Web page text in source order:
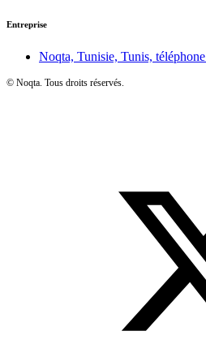
Entreprise
Noqta, Tunisie, Tunis, téléphone
© Noqta. Tous droits réservés.